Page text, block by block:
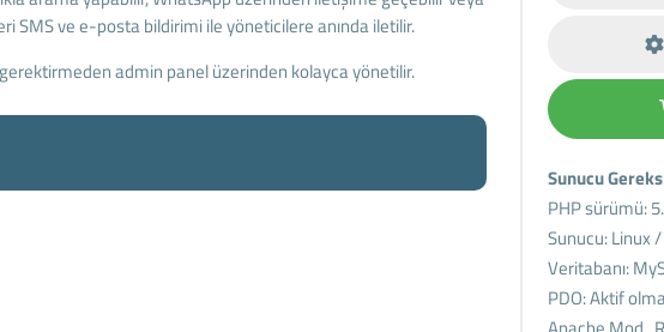
Sunucu
PHP sürümü:
Sunucu: Linux
Veritabanı:
PDO: Aktif
SMS ve e-posta bildirimi ile yöneticilere anında iletilir.
admin panel üzerinden kolayca yönetilir.